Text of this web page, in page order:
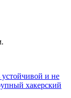
устойчивой и не
хакерский